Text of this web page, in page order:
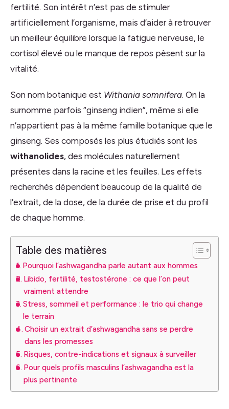
fertilité. Son intérêt n’est pas de stimuler
artificiellement l’organisme, mais d’aider à retrouver
un meilleur équilibre lorsque la fatigue nerveuse, le
cortisol élevé ou le manque de repos pèsent sur la
vitalité.
Son nom botanique est Withania somnifera. On la
surnomme parfois “ginseng indien”, même si elle
n’appartient pas à la même famille botanique que le
ginseng. Ses composés les plus étudiés sont les
withanolides, des molécules naturellement
présentes dans la racine et les feuilles. Les effets
recherchés dépendent beaucoup de la qualité de
l’extrait, de la dose, de la durée de prise et du profil
de chaque homme.
Table des matières
Pourquoi l’ashwagandha parle autant aux hommes
Libido, fertilité, testostérone : ce que l’on peut
vraiment attendre
Stress, sommeil et performance : le trio qui change
le terrain
Choisir un extrait d’ashwagandha sans se perdre
dans les promesses
Risques, contre-indications et signaux à surveiller
Pour quels profils masculins l’ashwagandha est la
plus pertinente